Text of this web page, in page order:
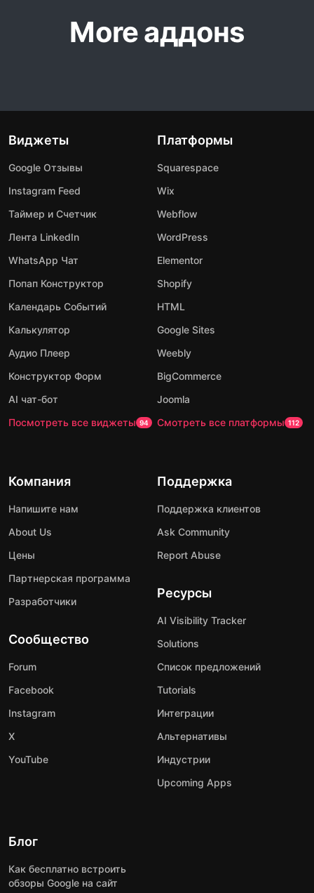
More аддонs
Виджеты
Google Отзывы
Instagram Feed
Таймер и Счетчик
Лента LinkedIn
WhatsApp Чат
Попап Конструктор
Календарь Событий
Калькулятор
Аудио Плеер
Конструктор Форм
AI чат-бот
Посмотреть все виджеты 94
Платформы
Squarespace
Wix
Webflow
WordPress
Elementor
Shopify
HTML
Google Sites
Weebly
BigCommerce
Joomla
Смотреть все платформы 112
Компания
Напишите нам
About Us
Цены
Партнерская программа
Разработчики
Сообщество
Forum
Facebook
Instagram
X
YouTube
Поддержка
Поддержка клиентов
Ask Community
Report Abuse
Ресурсы
AI Visibility Tracker
Solutions
Список предложений
Tutorials
Интеграции
Альтернативы
Индустрии
Upcoming Apps
Блог
Как бесплатно встроить
обзоры Google на сайт